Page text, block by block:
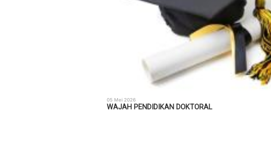
05 Mei 2026
WAJAH PENDIDIKAN DOKTORAL